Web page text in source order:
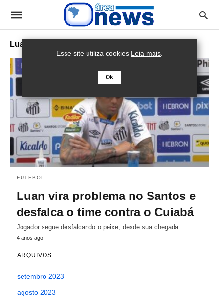
Luan
FUTEBOL
Luan vira problema no Santos e
desfalca o time contra o Cuiabá
Jogador segue desfalcando o peixe, desde sua chegada.
4 anos ago
ARQUIVOS
setembro 2023
agosto 2023
Esse site utiliza cookies Leia mais.
Ok